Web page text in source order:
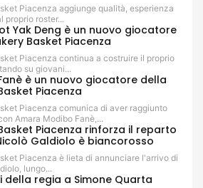
Piacenza aggiunge qualità, esperienza
proprio roster...
Yak Deng è un nuovo giocatore
Basket Piacenza
Piacenza continua a costruire il proprio
su giovani...
è un nuovo giocatore della
Piacenza
Piacenza comunica di aver raggiunto
Amara Modibo Fanè,...
Piacenza rinforza il reparto
Galdiolo è biancorosso
Piacenza è lieta di annunciare l'arrivo di
lungo...
della regia a Simone Quarta